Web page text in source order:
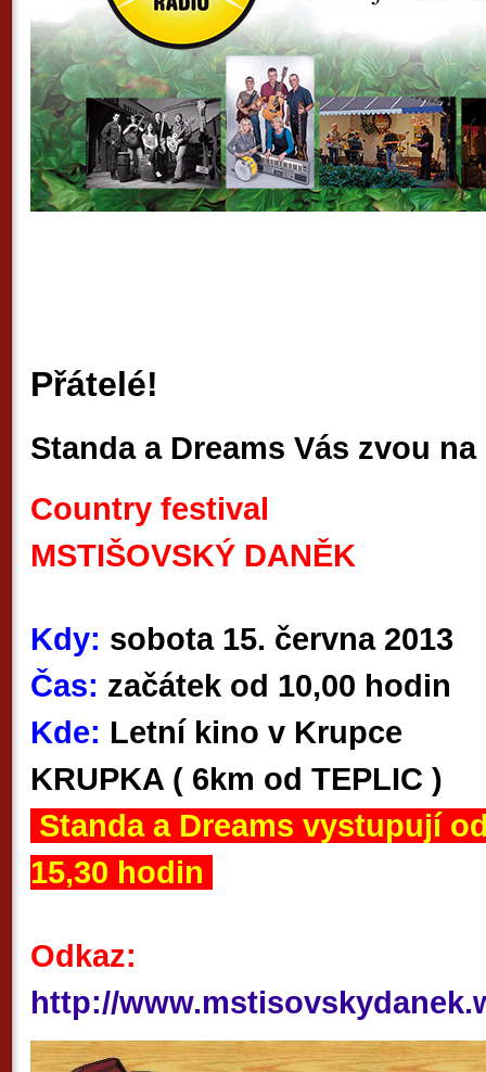
Přátelé!
Standa a Dreams Vás zvou
Country festival
MSTIŠOVSKÝ DANĚK
Kdy: sobota 15. června 2013
Čas: začátek od 10,00 hodin
Kde: Letní kino v Krupce
KRUPKA ( 6km od TEPLIC )
Standa a Dreams vystupují
15,30 hodin
Odkaz:
http://